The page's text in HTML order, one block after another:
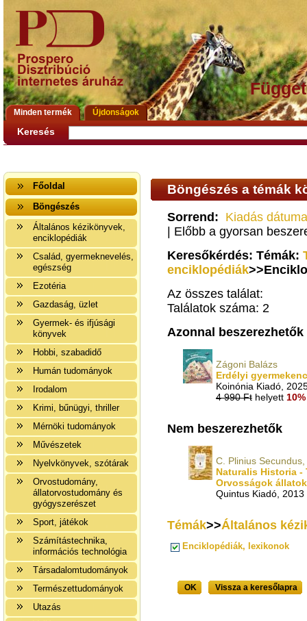
Minden termék Újdonságok
Keresés
Főoldal
Böngészés
Általános kézikönyvek,
enciklopédiák
Család, gyermeknevelés,
egészség
Ezotéria
Gazdaság, üzlet
Gyermek- és ifjúsági
könyvek
Hobbi, szabadidő
Humán tudományok
Irodalom
Krimi, bűnügyi, thriller
Mérnöki tudományok
Művészetek
Nyelvkönyvek, szótárak
Orvostudomány,
állatorvostudomány és
gyógyszerészet
Sport, játékok
Számítástechnika,
információs technológia
Társadalomtudományok
Természettudományok
Utazás
Böngészés a témák
Sorrend: Kiadás
| Előbb a gyorsan
Keresőkérdés: Témák:
enciklopédiák
Az összes találat:
Találatok száma: 2
Azonnal beszerezhetők
Zágoni Balázs
Erdélyi
Koinónia Kiadó,
4 990 Ft helyett
Nem beszerezhetők
C. Plinius
Naturalis Historia -
Orvosságok
Quintus Kiadó, 2013
Témák>>Általános
Enciklopédiák, lexikonok
OK Vissza a keresőlapra